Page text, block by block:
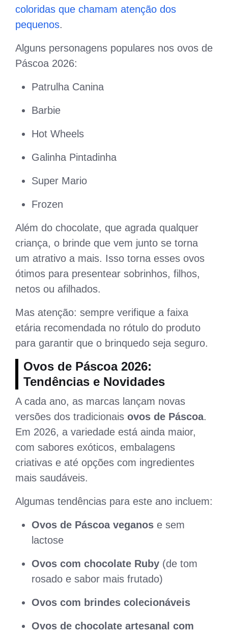
coloridas que chamam atenção dos
pequenos.
Alguns personagens populares nos ovos de
Páscoa 2026:
Patrulha Canina
Barbie
Hot Wheels
Galinha Pintadinha
Super Mario
Frozen
Além do chocolate, que agrada qualquer
criança, o brinde que vem junto se torna
um atrativo a mais. Isso torna esses ovos
ótimos para presentear sobrinhos, filhos,
netos ou afilhados.
Mas atenção: sempre verifique a faixa
etária recomendada no rótulo do produto
para garantir que o brinquedo seja seguro.
Ovos de Páscoa 2026:
Tendências e Novidades
A cada ano, as marcas lançam novas
versões dos tradicionais ovos de Páscoa.
Em 2026, a variedade está ainda maior,
com sabores exóticos, embalagens
criativas e até opções com ingredientes
mais saudáveis.
Algumas tendências para este ano incluem:
Ovos de Páscoa veganos e sem
lactose
Ovos com chocolate Ruby (de tom
rosado e sabor mais frutado)
Ovos com brindes colecionáveis
Ovos de chocolate artesanal com